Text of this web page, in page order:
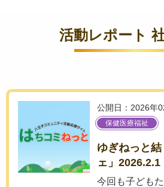
活動レポート
公開日：2026年
保健医療福祉
ゆぎねっと
ェ」2026.2.1
今回も子ども